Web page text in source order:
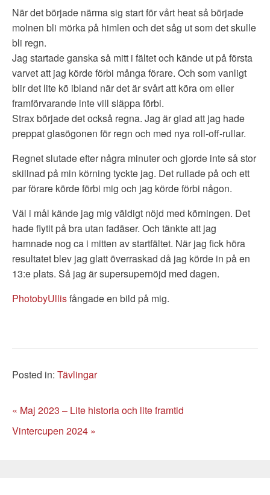
När det började närma sig start för vårt heat så började
molnen bli mörka på himlen och det såg ut som det skulle
bli regn.
Jag startade ganska så mitt i fältet och kände ut på första
varvet att jag körde förbi många förare. Och som vanligt
blir det lite kö ibland när det är svårt att köra om eller
framförvarande inte vill släppa förbi.
Strax började det också regna. Jag är glad att jag hade
preppat glasögonen för regn och med nya roll-off-rullar.
Regnet slutade efter några minuter och gjorde inte så stor
skillnad på min körning tyckte jag. Det rullade på och ett
par förare körde förbi mig och jag körde förbi någon.
Väl i mål kände jag mig väldigt nöjd med körningen. Det
hade flytit på bra utan fadäser. Och tänkte att jag
hamnade nog ca i mitten av startfältet. När jag fick höra
resultatet blev jag glatt överraskad då jag körde in på en
13:e plats. Så jag är supersupernöjd med dagen.
PhotobyUllisfångade en bild på mig.
Posted in: Categories
Tävlingar
« Maj 2023 – Lite historia och lite framtid
Vintercupen 2024 »